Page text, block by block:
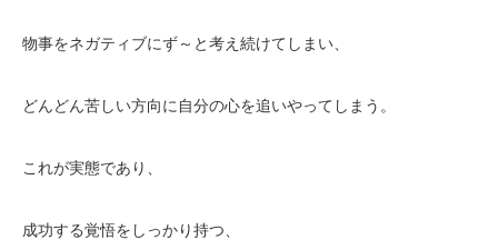
物事をネガティブにず～と考え続けてしまい、
どんどん苦しい方向に自分の心を追いやってしまう。
これが実態であり、
成功する覚悟をしっかり持つ、